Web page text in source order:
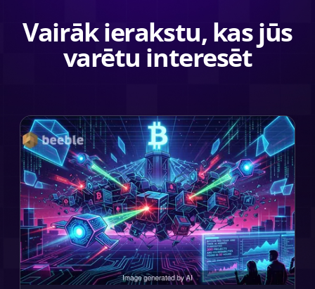
Vairāk ierakstu, kas jūs
varētu interesēt